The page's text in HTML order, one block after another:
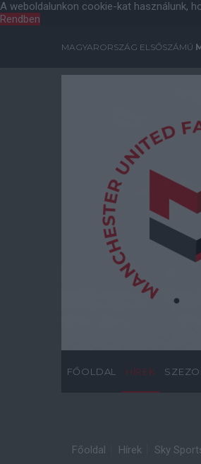
A weboldalunkon cookie-kat használunk,
Rendben
MAGYARORSZÁG ELSŐSZÁMÚ
FŐOLDAL HÍREK
Főoldal Hírek Sky